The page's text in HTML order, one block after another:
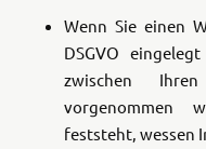
Wenn Sie einen
DSGVO
zwischen
vorgenommen
feststeht, wessen